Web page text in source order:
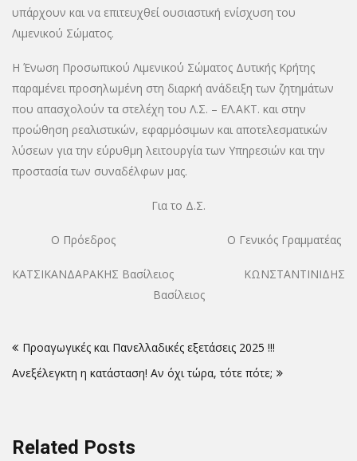
υπάρχουν και να επιτευχθεί ουσιαστική ενίσχυση του
Λιμενικού Σώματος.
Η Ένωση Προσωπικού Λιμενικού Σώματος Δυτικής Κρήτης
παραμένει προσηλωμένη στη διαρκή ανάδειξη των ζητημάτων
που απασχολούν τα στελέχη του Λ.Σ. – ΕΛ.ΑΚΤ. και στην
προώθηση ρεαλιστικών, εφαρμόσιμων και αποτελεσματικών
λύσεων για την εύρυθμη λειτουργία των Υπηρεσιών και την
προστασία των συναδέλφων μας.
Για το Δ.Σ.
Ο Πρόεδρος Ο Γενικός Γραμματέας
ΚΑΤΣΙΚΑΝΔΑΡΑΚΗΣ Βασίλειος ΚΩΝΣΤΑΝΤΙΝΙΔΗΣ
Βασίλειος
άρθρων
Προαγωγικές και Πανελλαδικές εξετάσεις 2025 !!!
Ανεξέλεγκτη η κατάσταση! Αν όχι τώρα, τότε πότε;
Related Posts